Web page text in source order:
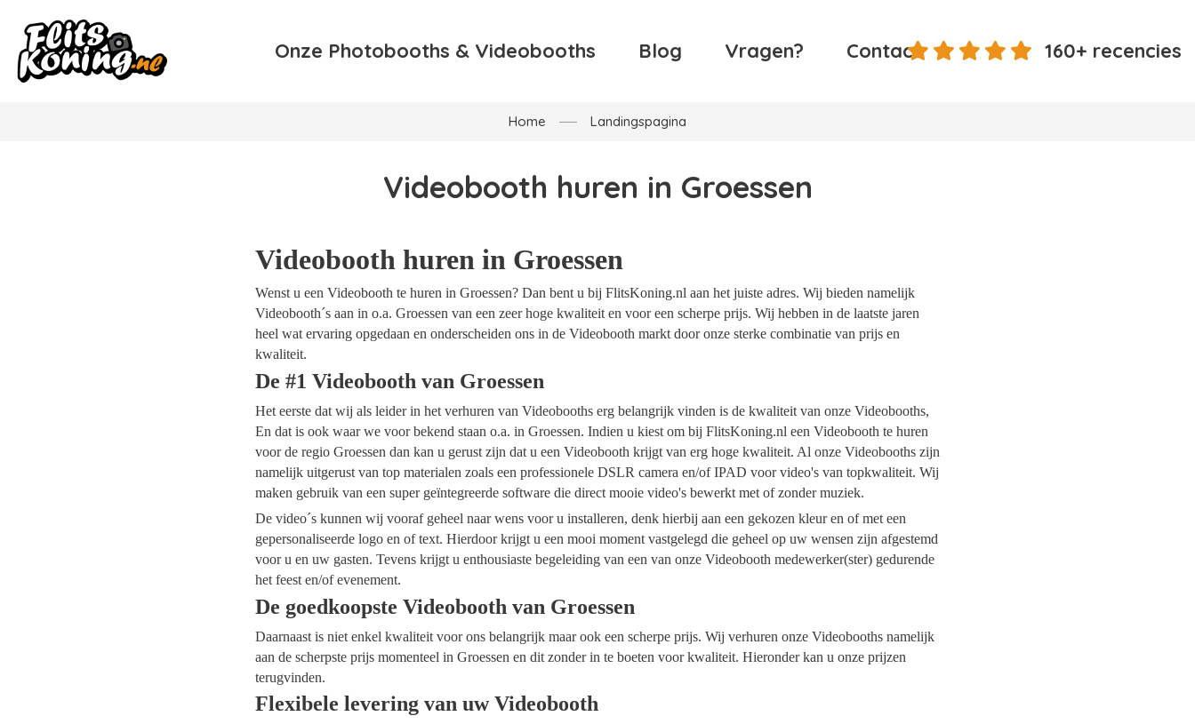
Onze Photobooths & Videobooths Blog Vragen? Contact 160+ recencies
Home Landingspagina
Videobooth huren in Groessen
Videobooth huren in Groessen
Wenst u een Videobooth te huren in Groessen? Dan bent u bij FlitsKoning.nl aan het juiste adres. Wij bieden namelijk
Videobooth´s aan in o.a. Groessen van een zeer hoge kwaliteit en voor een scherpe prijs. Wij hebben in de laatste jaren
heel wat ervaring opgedaan en onderscheiden ons in de Videobooth markt door onze sterke combinatie van prijs en
kwaliteit.
De #1 Videobooth van Groessen
Het eerste dat wij als leider in het verhuren van Videobooths erg belangrijk vinden is de kwaliteit van onze Videobooths,
En dat is ook waar we voor bekend staan o.a. in Groessen. Indien u kiest om bij FlitsKoning.nl een Videobooth te huren
voor de regio Groessen dan kan u gerust zijn dat u een Videobooth krijgt van erg hoge kwaliteit. Al onze Videobooths zijn
namelijk uitgerust van top materialen zoals een professionele DSLR camera en/of IPAD voor video's van topkwaliteit. Wij
maken gebruik van een super geïntegreerde software die direct mooie video's bewerkt met of zonder muziek.
De video´s kunnen wij vooraf geheel naar wens voor u installeren, denk hierbij aan een gekozen kleur en of met een
gepersonaliseerde logo en of text. Hierdoor krijgt u een mooi moment vastgelegd die geheel op uw wensen zijn afgestemd
voor u en uw gasten. Tevens krijgt u enthousiaste begeleiding van een van onze Videobooth medewerker(ster) gedurende
het feest en/of evenement.
De goedkoopste Videobooth van Groessen
Daarnaast is niet enkel kwaliteit voor ons belangrijk maar ook een scherpe prijs. Wij verhuren onze Videobooths namelijk
aan de scherpste prijs momenteel in Groessen en dit zonder in te boeten voor kwaliteit. Hieronder kan u onze prijzen
terugvinden.
Flexibele levering van uw Videobooth